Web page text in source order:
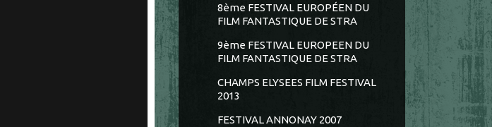
8ème FESTIVAL EUROPÉEN DU
FILM FANTASTIQUE DE STRA
9ème FESTIVAL EUROPEEN DU
FILM FANTASTIQUE DE STRA
CHAMPS ELYSEES FILM FESTIVAL
2013
FESTIVAL ANNONAY 2007